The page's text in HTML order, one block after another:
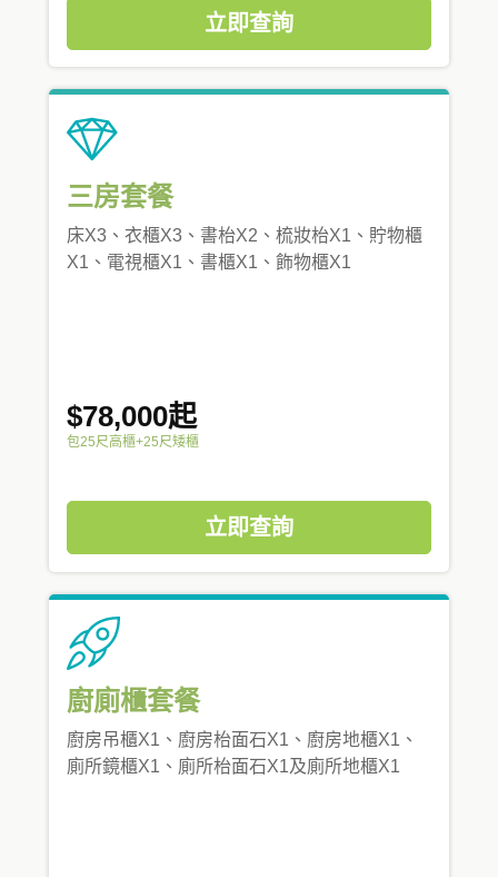
立即查詢
三房套餐
床X3、衣櫃X3、書枱X2、梳妝枱X1、貯物櫃
X1、電視櫃X1、書櫃X1、飾物櫃X1
$78,000起
包25尺高櫃+25尺矮櫃
立即查詢
廚廁櫃套餐
廚房吊櫃X1、廚房枱面石X1、廚房地櫃X1、
廁所鏡櫃X1、廁所枱面石X1及廁所地櫃X1